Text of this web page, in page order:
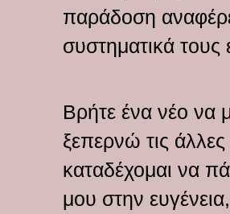
παράδοση
συστηματικά τους
Βρήτε ένα νέο να
ξεπερνώ τις
καταδέχομαι να
μου στην